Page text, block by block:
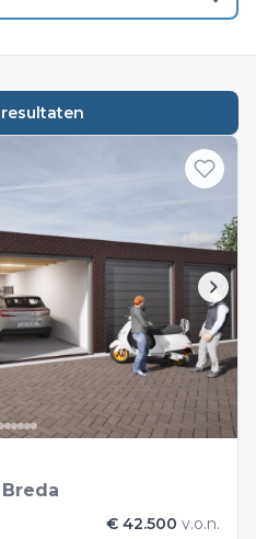
Breda
€ 42.500 v.o.n.